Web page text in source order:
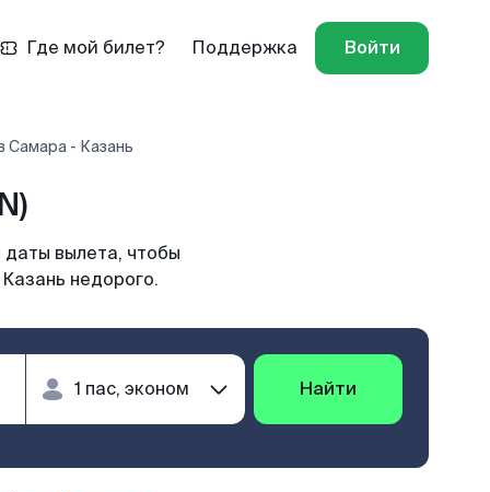
Где мой билет? Поддержка Войти
Самара - Казань
вылета, чтобы
недорого.
Найти